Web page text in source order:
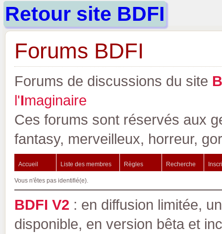
Retour site BDFI
Forums BDFI
Forums de discussions du site B
l'Imaginaire
Ces forums sont réservés aux
fantasy, merveilleux, horreur,
Accueil Liste des membres Règles Recherche
Vous n'êtes pas identifié(e).
BDFI V2 : en diffusion limitée,
disponible, en version bêta et